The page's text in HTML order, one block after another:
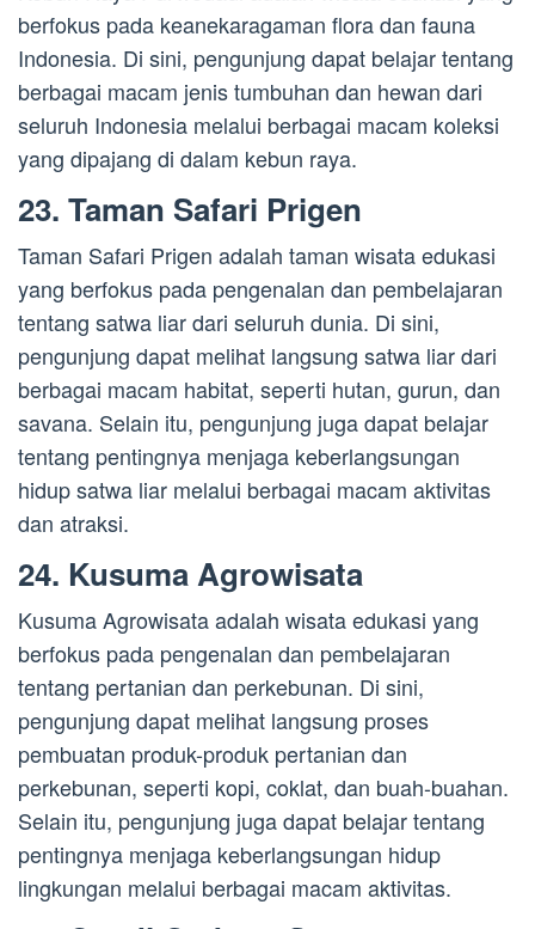
berfokus pada keanekaragaman flora dan fauna
Indonesia. Di sini, pengunjung dapat belajar tentang
berbagai macam jenis tumbuhan dan hewan dari
seluruh Indonesia melalui berbagai macam koleksi
yang dipajang di dalam kebun raya.
23. Taman Safari Prigen
Taman Safari Prigen adalah taman wisata edukasi
yang berfokus pada pengenalan dan pembelajaran
tentang satwa liar dari seluruh dunia. Di sini,
pengunjung dapat melihat langsung satwa liar dari
berbagai macam habitat, seperti hutan, gurun, dan
savana. Selain itu, pengunjung juga dapat belajar
tentang pentingnya menjaga keberlangsungan
hidup satwa liar melalui berbagai macam aktivitas
dan atraksi.
24. Kusuma Agrowisata
Kusuma Agrowisata adalah wisata edukasi yang
berfokus pada pengenalan dan pembelajaran
tentang pertanian dan perkebunan. Di sini,
pengunjung dapat melihat langsung proses
pembuatan produk-produk pertanian dan
perkebunan, seperti kopi, coklat, dan buah-buahan.
Selain itu, pengunjung juga dapat belajar tentang
pentingnya menjaga keberlangsungan hidup
lingkungan melalui berbagai macam aktivitas.